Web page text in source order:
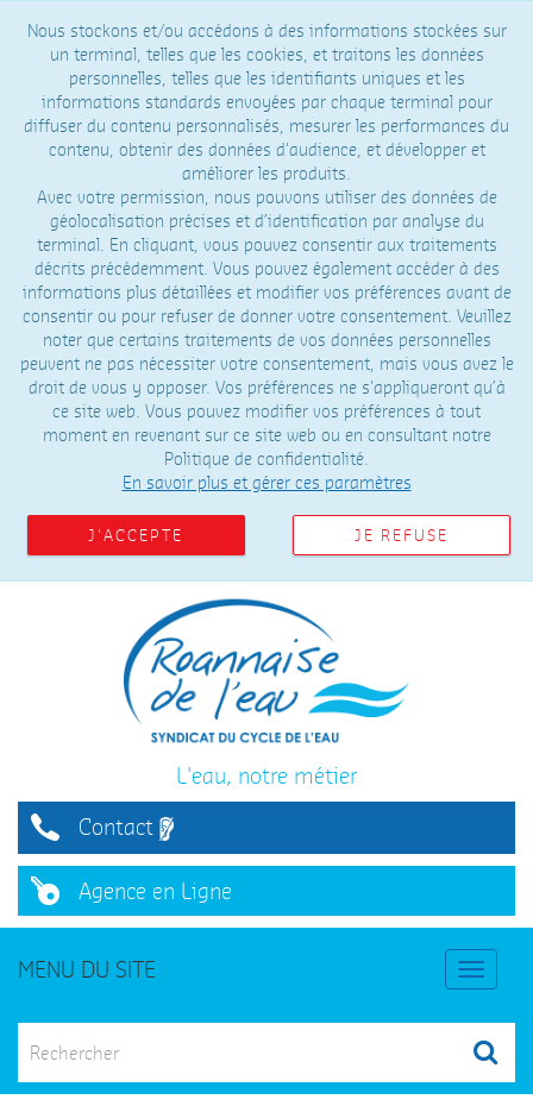
Nous stockons et/ou accédons à des informations stockées sur
un terminal, telles que les cookies, et traitons les données
personnelles, telles que les identifiants uniques et les
informations standards envoyées par chaque terminal pour
diffuser du contenu personnalisés, mesurer les performances du
contenu, obtenir des données d'audience, et développer et
améliorer les produits.
Avec votre permission, nous pouvons utiliser des données de
géolocalisation précises et d’identification par analyse du
terminal. En cliquant, vous pouvez consentir aux traitements
décrits précédemment. Vous pouvez également accéder à des
informations plus détaillées et modifier vos préférences avant de
consentir ou pour refuser de donner votre consentement. Veuillez
noter que certains traitements de vos données personnelles
peuvent ne pas nécessiter votre consentement, mais vous avez le
droit de vous y opposer. Vos préférences ne s'appliqueront qu’à
ce site web. Vous pouvez modifier vos préférences à tout
moment en revenant sur ce site web ou en consultant notre
Politique de confidentialité.
En savoir plus et gérer ces paramètres
J'ACCEPTE JE REFUSE
L'eau, notre métier
Contact
Agence en Ligne
MENU DU SITE